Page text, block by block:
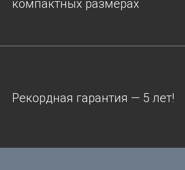
компактных размерах
Рекордная гарантия — 5 лет!